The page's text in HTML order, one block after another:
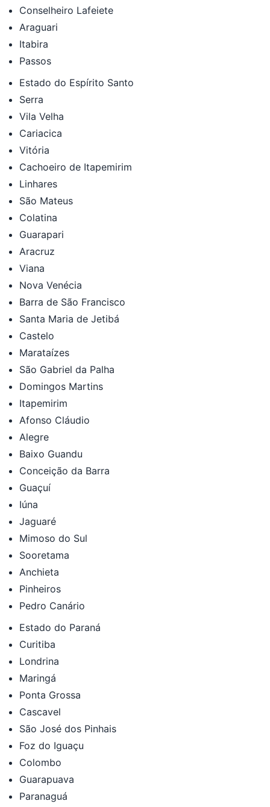
Conselheiro Lafeiete
Araguari
Itabira
Passos
Estado do Espírito Santo
Serra
Vila Velha
Cariacica
Vitória
Cachoeiro de Itapemirim
Linhares
São Mateus
Colatina
Guarapari
Aracruz
Viana
Nova Venécia
Barra de São Francisco
Santa Maria de Jetibá
Castelo
Marataízes
São Gabriel da Palha
Domingos Martins
Itapemirim
Afonso Cláudio
Alegre
Baixo Guandu
Conceição da Barra
Guaçuí
Iúna
Jaguaré
Mimoso do Sul
Sooretama
Anchieta
Pinheiros
Pedro Canário
Estado do Paraná
Curitiba
Londrina
Maringá
Ponta Grossa
Cascavel
São José dos Pinhais
Foz do Iguaçu
Colombo
Guarapuava
Paranaguá